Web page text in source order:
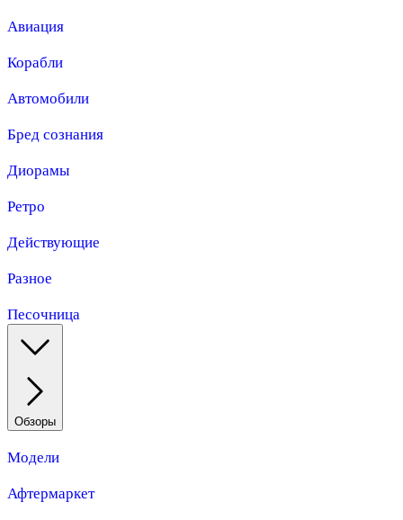
Авиация
Корабли
Автомобили
Бред сознания
Диорамы
Ретро
Действующие
Разное
Песочница
Обзоры
Модели
Афтермаркет